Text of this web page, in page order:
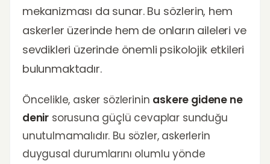
mekanizması da sunar. Bu sözlerin, hem
askerler üzerinde hem de onların aileleri ve
sevdikleri üzerinde önemli psikolojik etkileri
bulunmaktadır.
Öncelikle, asker sözlerinin askere gidene ne
denir sorusuna güçlü cevaplar sunduğu
unutulmamalıdır. Bu sözler, askerlerin
duygusal durumlarını olumlu yönde